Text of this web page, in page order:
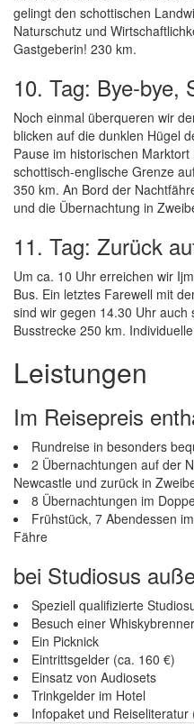
gelingt den schottischen
Naturschutz und
Gastgeberin! 230 km.
10. Tag: Bye-bye,
Noch einmal überqueren wir
blicken auf die dunklen Hügel
Pause im historischen
schottisch-englische Grenze
350 km. An Bord der
und die Übernachtung in
11. Tag: Zurück
Um ca. 10 Uhr erreichen wir
Bus. Ein letztes Farewell mit
sind wir gegen 14.30 Uhr auch
Busstrecke 250 km.
Leistungen
Im Reisepreis
Rundreise in besonders
2 Übernachtungen auf der
Newcastle und zurück in
8 Übernachtungen im
Frühstück, 7 Abendessen
Fähre
bei Studiosus
Speziell qualifizierte
Besuch einer
Ein Picknick
Eintrittsgelder (ca. 160 €)
Einsatz von Audiosets
Trinkgelder im Hotel
Infopaket und Reiseliteratur